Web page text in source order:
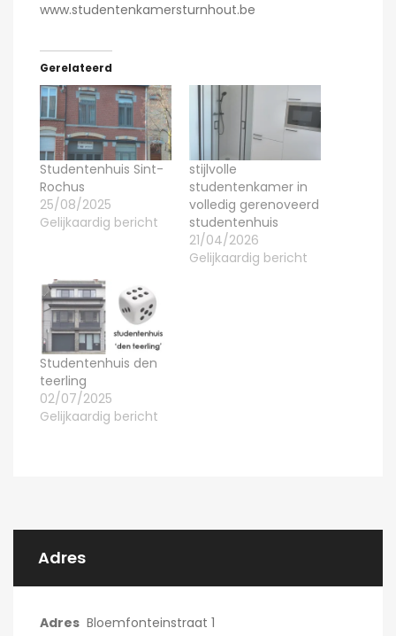
www.studentenkamersturnhout.be
Gerelateerd
Studentenhuis Sint-
Rochus
25/08/2025
Gelijkaardig bericht
stijlvolle
studentenkamer in
volledig gerenoveerd
studentenhuis
21/04/2026
Gelijkaardig bericht
Studentenhuis den
teerling
02/07/2025
Gelijkaardig bericht
Adres
Adres Bloemfonteinstraat 1